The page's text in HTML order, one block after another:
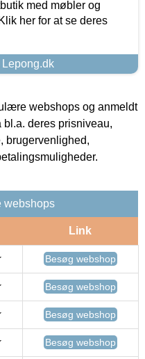
med møbler og
her for at se deres
webshops og anmeldt
bl.a. deres prisniveau,
brugervenlighed,
webshops
Link
Besøg webshop
Besøg webshop
Besøg webshop
Besøg webshop